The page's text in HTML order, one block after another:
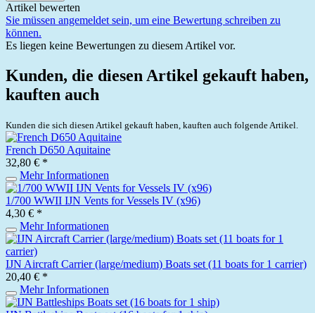
Artikel bewerten
Sie müssen angemeldet sein, um eine Bewertung schreiben zu
können.
Es liegen keine Bewertungen zu diesem Artikel vor.
Kunden, die diesen Artikel gekauft haben,
kauften auch
Kunden die sich diesen Artikel gekauft haben, kauften auch folgende Artikel.
French D650 Aquitaine
32,80 € *
Mehr Informationen
1/700 WWII IJN Vents for Vessels IV (x96)
4,30 € *
Mehr Informationen
IJN Aircraft Carrier (large/medium) Boats set (11 boats for 1 carrier)
20,40 € *
Mehr Informationen